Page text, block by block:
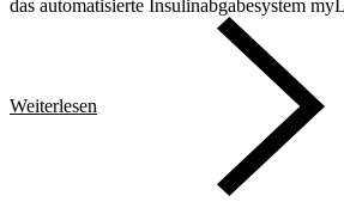
das automatisierte Insulinabgabesystem
Weiterlesen